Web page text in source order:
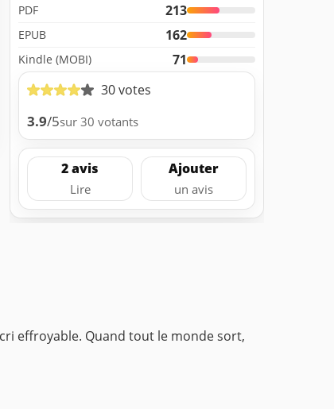
PDF 213
EPUB 162
Kindle (MOBI)
71
30 votes
3.9/5sur 30 votants
2 avis
Lire
Ajouter
un avis
effroyable. Quand tout le monde sort,